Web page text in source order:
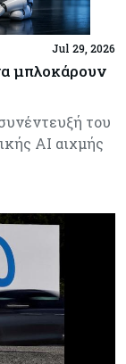
Jul 29, 2026
μπλοκάρουν
του
AI αιχμής